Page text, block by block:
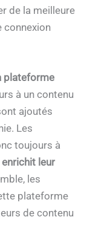
de la meilleure
connexion
plateforme
à un contenu
ajoutés
Les
toujours à
enrichit leur
les
plateforme
de contenu